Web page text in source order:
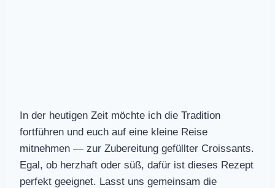
In der heutigen Zeit möchte ich die Tradition
fortführen und euch auf eine kleine Reise
mitnehmen — zur Zubereitung gefüllter Croissants.
Egal, ob herzhaft oder süß, dafür ist dieses Rezept
perfekt geeignet. Lasst uns gemeinsam die